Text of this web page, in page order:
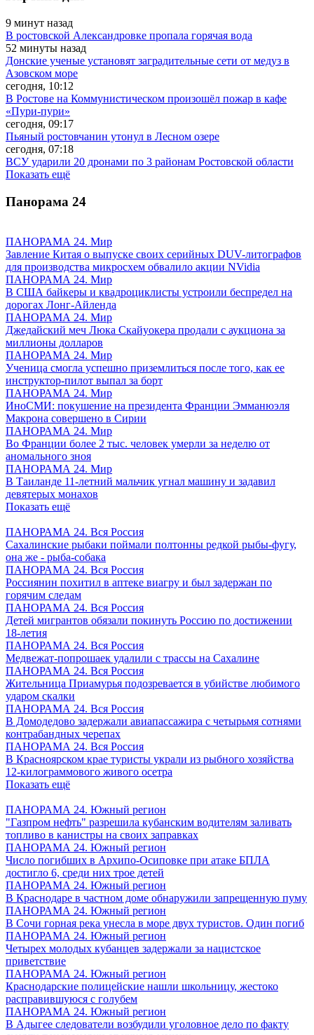
9 минут назад
В ростовской Александровке пропала горячая вода
52 минуты назад
Донские ученые установят заградительные сети от медуз в
Азовском море
сегодня, 10:12
В Ростове на Коммунистическом произошёл пожар в кафе
«Пури-пури»
сегодня, 09:17
Пьяный ростовчанин утонул в Лесном озере
сегодня, 07:18
ВСУ ударили 20 дронами по 3 районам Ростовской области
Показать ещё
Панорама 24
ПАНОРАМА 24. Мир
Завление Китая о выпуске своих серийных DUV-литографов
для производства микросхем обвалило акции NVidia
ПАНОРАМА 24. Мир
В США байкеры и квадроциклисты устроили беспредел на
дорогах Лонг-Айленда
ПАНОРАМА 24. Мир
Джедайский меч Люка Скайуокера продали с аукциона за
миллионы долларов
ПАНОРАМА 24. Мир
Ученица смогла успешно приземлиться после того, как ее
инструктор-пилот выпал за борт
ПАНОРАМА 24. Мир
ИноСМИ: покушение на президента Франции Эмманюэля
Макрона совершено в Сирии
ПАНОРАМА 24. Мир
Во Франции более 2 тыс. человек умерли за неделю от
аномального зноя
ПАНОРАМА 24. Мир
В Таиланде 11-летний мальчик угнал машину и задавил
девятерых монахов
Показать ещё
ПАНОРАМА 24. Вся Россия
Сахалинские рыбаки поймали полтонны редкой рыбы-фугу,
она же - рыба-собака
ПАНОРАМА 24. Вся Россия
Россиянин похитил в аптеке виагру и был задержан по
горячим следам
ПАНОРАМА 24. Вся Россия
Детей мигрантов обязали покинуть Россию по достижении
18-летия
ПАНОРАМА 24. Вся Россия
Медвежат-попрошаек удалили с трассы на Сахалине
ПАНОРАМА 24. Вся Россия
Жительница Приамурья подозревается в убийстве любимого
ударом скалки
ПАНОРАМА 24. Вся Россия
В Домодедово задержали авиапассажира с четырьмя сотнями
контрабандных черепах
ПАНОРАМА 24. Вся Россия
В Красноярском крае туристы украли из рыбного хозяйства
12-килограммового живого осетра
Показать ещё
ПАНОРАМА 24. Южный регион
"Газпром нефть" разрешила кубанским водителям заливать
топливо в канистры на своих заправках
ПАНОРАМА 24. Южный регион
Число погибших в Архипо-Осиповке при атаке БПЛА
достигло 6, среди них трое детей
ПАНОРАМА 24. Южный регион
В Краснодаре в частном доме обнаружили запрещенную пуму
ПАНОРАМА 24. Южный регион
В Сочи горная река унесла в море двух туристов. Один погиб
ПАНОРАМА 24. Южный регион
Четырех молодых кубанцев задержали за нацистское
приветствие
ПАНОРАМА 24. Южный регион
Краснодарские полицейские нашли школьницу, жестоко
расправившуюся с голубем
ПАНОРАМА 24. Южный регион
В Адыгее следователи возбудили уголовное дело по факту